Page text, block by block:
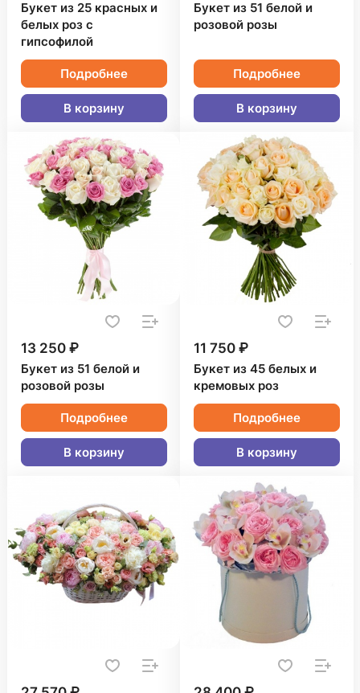
Букет из 25 красных и
белых роз с
гипсофилой
Подробнее
В корзину
Букет из 51 белой и
розовой розы
Подробнее
В корзину
13 250 ₽
Букет из 51 белой и
розовой розы
Подробнее
В корзину
11 750 ₽
Букет из 45 белых и
кремовых роз
Подробнее
В корзину